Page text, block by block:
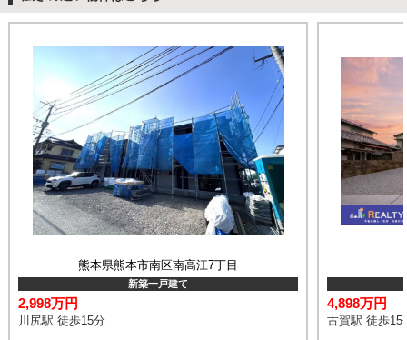
熊本県熊本市南区南高江7丁目
新築一戸建て
2,998万円
川尻駅 徒歩15分
4,898万円
古賀駅 徒歩15